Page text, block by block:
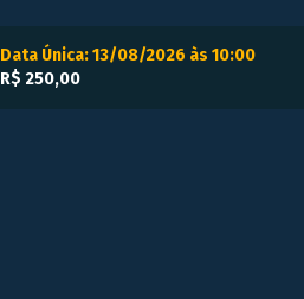
Data Única: 13/08/2026 às 10:00
R$ 250,00